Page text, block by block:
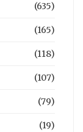
(635)
(165)
(118)
(107)
(79)
(19)